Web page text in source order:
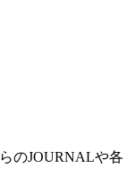
のJOURNALや各